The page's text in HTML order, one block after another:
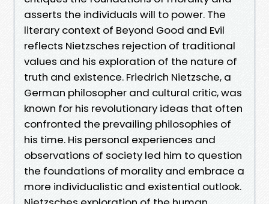
asserts the individuals will to power. The
literary context of Beyond Good and Evil
reflects Nietzsches rejection of traditional
values and his exploration of the nature of
truth and existence. Friedrich Nietzsche, a
German philosopher and cultural critic, was
known for his revolutionary ideas that often
confronted the prevailing philosophies of
his time. His personal experiences and
observations of society led him to question
the foundations of morality and embrace a
more individualistic and existential outlook.